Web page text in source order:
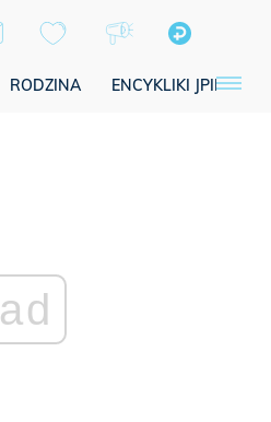
RODZINA ENCYKLIKI JPII
ad